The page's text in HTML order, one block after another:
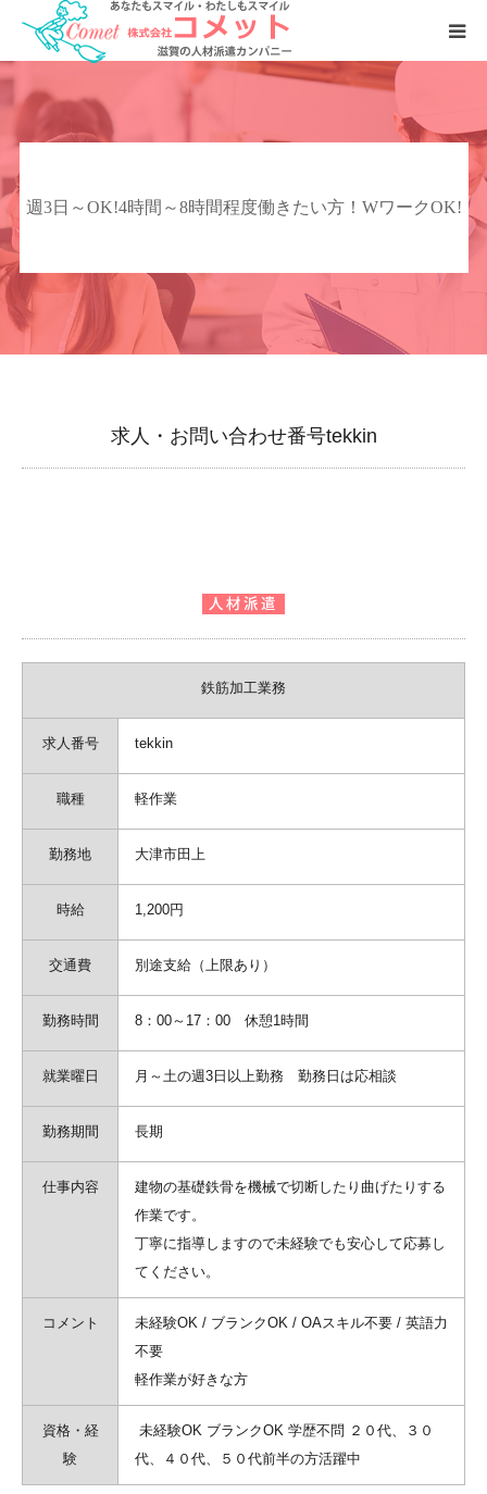
週3日～OK!4時間～8時間程度働きたい方！WワークOK!
求人・お問い合わせ番号tekkin
鉄筋加工業務
求人番号 tekkin
職種 軽作業
勤務地 大津市田上
時給 1,200円
交通費 別途支給（上限あり）
勤務時間 8：00～17：00 休憩1時間
就業曜日 月～土の週3日以上勤務 勤務日は応相談
勤務期間 長期
仕事内容
建物の基礎鉄骨を機械で切断したり曲げたりする
作業です。
丁寧に指導しますので未経験でも安心して応募し
てください。
コメント
未経験OK / ブランクOK / OAスキル不要 / 英語力
不要
軽作業が好きな方
資格・経
験
未経験OK ブランクOK 学歴不問 ２０代、３０
代、４０代、５０代前半の方活躍中
お仕事をおさがしの方へ
会社案内